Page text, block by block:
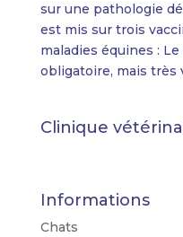
sur une pathologie
est mis sur trois
maladies équines :
obligatoire, mais très
Clinique
Informations
Chats